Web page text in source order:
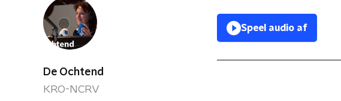
De Ochtend
KRO-NCRV
Speel audio af